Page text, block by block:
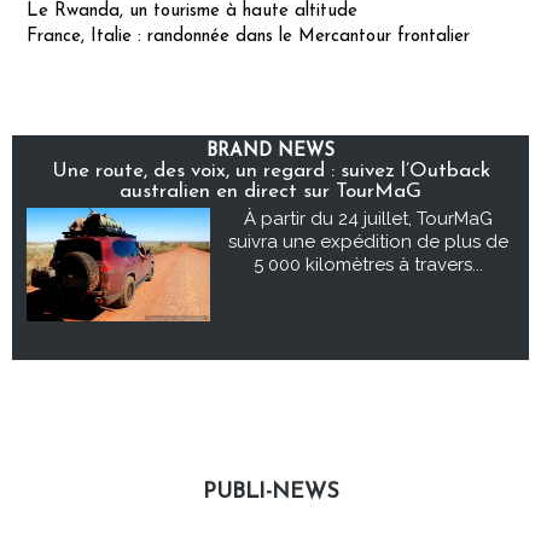
Le Rwanda, un tourisme à haute altitude
France, Italie : randonnée dans le Mercantour frontalier
BRAND NEWS
Une route, des voix, un regard : suivez l’Outback
australien en direct sur TourMaG
À partir du 24 juillet, TourMaG
suivra une expédition de plus de
5 000 kilomètres à travers...
PUBLI-NEWS